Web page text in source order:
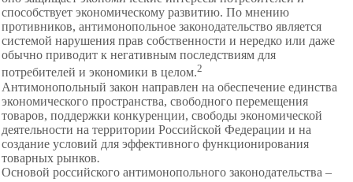
способствует экономическому развитию. По мнению
противников, антимонопольное законодательство является
системой нарушения прав собственности и нередко или даже
обычно приводит к негативным последствиям для
потребителей и экономики в целом.2
Антимонопольный закон направлен на обеспечение единства
экономического пространства, свободного перемещения
товаров, поддержки конкуренции, свободы экономической
деятельности на территории Российской Федерации и на
создание условий для эффективного функционирования
товарных рынков.
Основой российского антимонопольного законодательства –